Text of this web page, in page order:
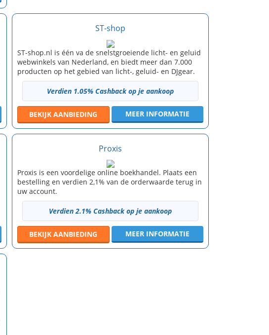
ST-shop
ST-shop.nl is één va de snelstgroeiende licht- en geluid
webwinkels van Nederland, en biedt meer dan 7.000
producten op het gebied van licht-, geluid- en DJgear.
Verdien 1.05% Cashback op je aankoop
BEKIJKAANBIEDING MEER INFORMATIE
Proxis
Proxis is een voordelige online boekhandel. Plaats een
bestelling en verdien 2,1% van de orderwaarde terug in
uw account.
Verdien 2.1% Cashback op je aankoop
BEKIJKAANBIEDING MEER INFORMATIE